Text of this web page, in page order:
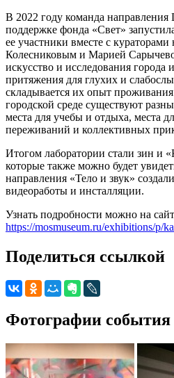
В 2022 году команда направления
поддержке фонда «Свет»
ее участники вместе с
Колесниковым и Марией
искусство и исследования города
притяжения для глухих и
складывается их опыт
городской среде существуют
места для учебы и отдыха, места
переживаний и коллективных
Итогом лаборатории стали зин и
которые также можно будет
направления «Тело и звук»
видеоработы и инсталляции.
Узнать подробности можно на
https://mosmuseum.ru/exhibitions/p/
Поделиться ссылкой
Фотографии события